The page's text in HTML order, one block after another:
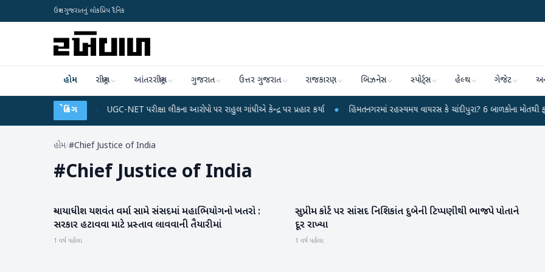
ઉત્તર ગુજરાતનું લોકપ્રિય દૈનિક
હોમ રાષ્ટ્રીય આંતરરાષ્ટ્રીય ગુજરાત ઉત્તર ગુજરાત રાજકારણ બિઝનેસ સ્પોર્ટ્સ હેલ્થ ગેજેટ
બ્રેકિંગ
● UGC-NET પરીક્ષા લીકના આરોપો પર રાહુલ ગાંધીએ કેન્દ્ર પર પ્રહાર કર્યા ● હિંમતનગરમાં રહસ્યમય વાયરસ કે ચાંદીપુરા? 6 બાળકોના મોતથી ફફડાટ ●
હોમ/#Chief Justice of India
#Chief Justice of India
રાષ્ટ્રીય
ન્યાયાધીશ યશવંત વર્મા સામે સંસદમાં મહાભિયોગનો ખતરો :
સરકાર હટાવવા માટે પ્રસ્તાવ લાવવાની તૈયારીમાં
1 વર્ષ પહેલા
રાષ્ટ્રીય
સુપ્રીમ કોર્ટ પર સાંસદ નિશિકાંત દુબેની ટિપ્પણીથી ભાજપે પોતાને
દૂર રાખ્યા
1 વર્ષ પહેલા